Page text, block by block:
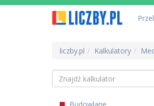
liczby.pl Kalkulatory